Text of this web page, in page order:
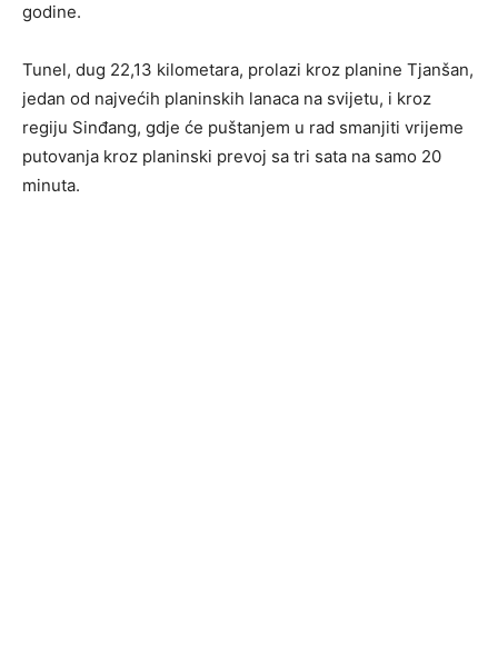
godine.
Tunel, dug 22,13 kilometara, prolazi kroz planine Tjanšan,
jedan od najvećih planinskih lanaca na svijetu, i kroz
regiju Sinđang, gdje će puštanjem u rad smanjiti vrijeme
putovanja kroz planinski prevoj sa tri sata na samo 20
minuta.